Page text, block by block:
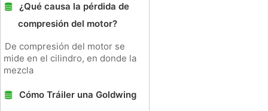
¿Qué causa la pérdida de
compresión del motor?
De compresión del motor se
mide en el cilindro, en donde la
mezcla
Cómo Tráiler una Goldwing